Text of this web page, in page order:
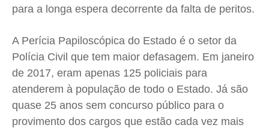
para a longa espera decorrente da falta de peritos.
A Perícia Papiloscópica do Estado é o setor da
Polícia Civil que tem maior defasagem. Em janeiro
de 2017, eram apenas 125 policiais para
atenderem à população de todo o Estado. Já são
quase 25 anos sem concurso público para o
provimento dos cargos que estão cada vez mais